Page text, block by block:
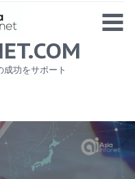
1
ついて
成功をサポート